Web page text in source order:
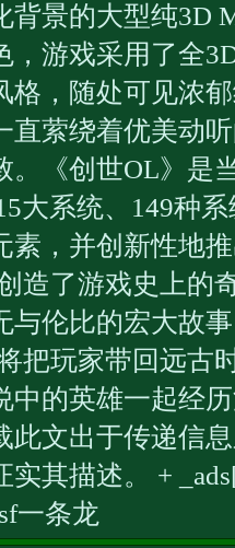
背景的大型纯3D
，游戏采用了全
格，随处可见浓
直萦绕着优美动
。《创世OL》是
大系统、149种
素，并创新性地
造了游戏史上的
与伦比的宏大故
把玩家带回远古
中的英雄一起经
此文出于传递信
其描述。 +
一条龙